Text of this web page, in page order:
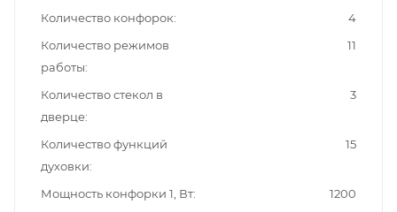
Количество конфорок
4
Количество режимов
работы
11
Количество стекол в
дверце
3
Количество функций
духовки
15
Мощность конфорки 1, Вт
1200